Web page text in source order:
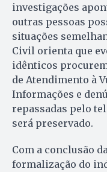
investigações
outras pessoas
situações
Civil orienta que
idênticos
de Atendimento à
Informações e
repassadas pelo
será preservado.
Com a conclusão
formalização do